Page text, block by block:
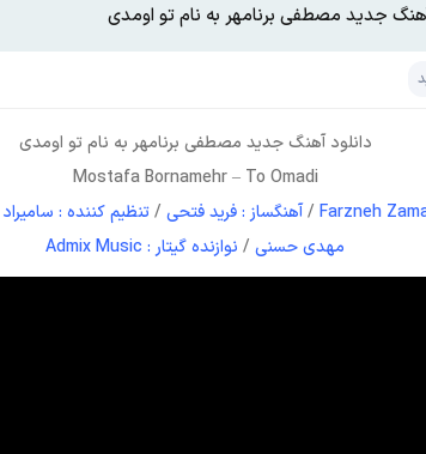
جدید مصطفی برنامهر به نام تو اومدی
دانلود آهنگ جدید مصطفی برنامهر به نامتو اومدی
Mostafa Bornamehr– To Omadi
/آهنگساز : فرید فتحی /تنظیم کننده : سامیراد
مهدی حسنی / نوازنده گیتار : Admix Music